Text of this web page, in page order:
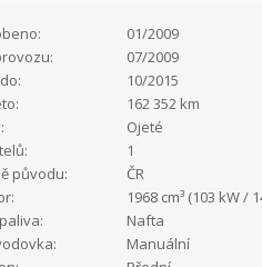
01/2009
07/2009
10/2015
162 352 km
Ojeté
1
původu:
ČR
1968 cm³ (103 kW /
Nafta
Manuální